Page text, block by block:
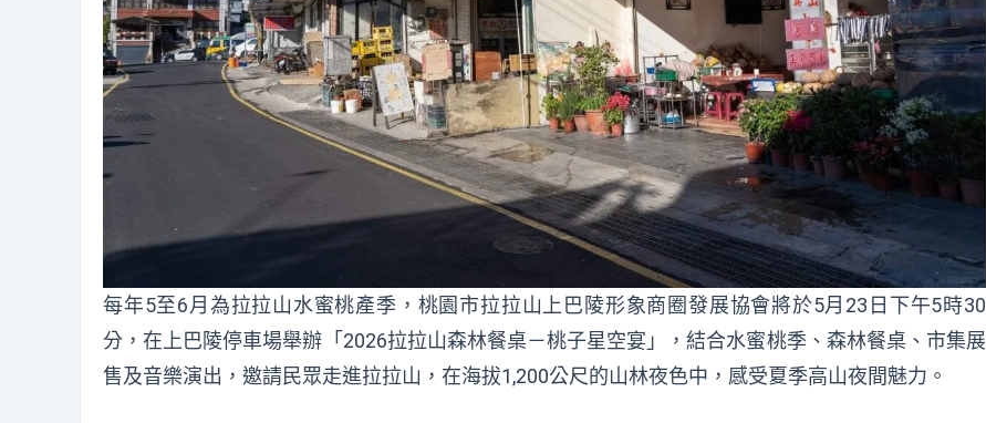
每年5至6月為拉拉山水蜜桃產季，桃園市拉拉山上巴陵形象商圈發展協會將於5月23日下午5時30
分，在上巴陵停車場舉辦「2026拉拉山森林餐桌－桃子星空宴」，結合水蜜桃季、森林餐桌、市集展
售及音樂演出，邀請民眾走進拉拉山，在海拔1,200公尺的山林夜色中，感受夏季高山夜間魅力。